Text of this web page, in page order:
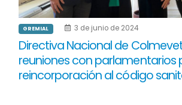
GREMIAL 3 de junio de 2024
Directiva Nacional de
reuniones con parlamentarios
reincorporación al código